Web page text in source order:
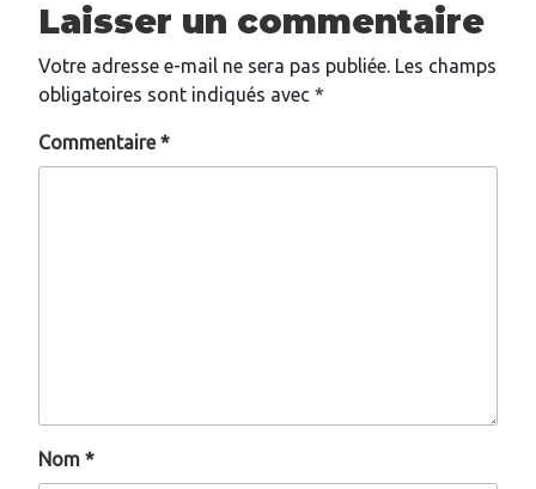
Laisser un commentaire
Votre adresse e-mail ne sera pas publiée. Les champs
obligatoires sont indiqués avec *
Commentaire*
Nom *